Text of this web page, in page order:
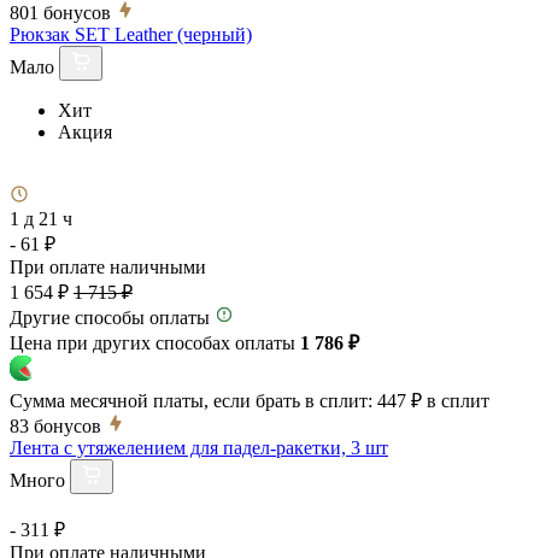
801 бонусов
Рюкзак SET Leather (черный)
Мало
Хит
Акция
1 д 21 ч
- 61 ₽
При оплате наличными
1 654 ₽ 1 715 ₽
Другие способы оплаты
Цена при других способах оплаты 1 786 ₽
Сумма месячной платы, если брать в сплит: 447 ₽ в сплит
83 бонусов
Лента с утяжелением для падел-ракетки, 3 шт
Много
- 311 ₽
При оплате наличными